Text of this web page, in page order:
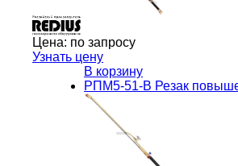
Цена: по запросу
Узнать цену
В корзину
РПМ5-51-В Резак